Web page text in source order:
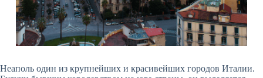
Неаполь один из крупнейших и красивейших городов Италии.